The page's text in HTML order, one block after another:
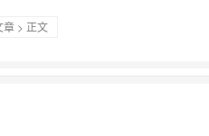
章 > 正文